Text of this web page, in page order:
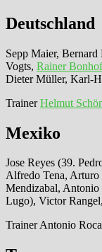
Deutschland
Sepp Maier,
Vogts, Rainer Bonhof
Dieter Müller, Karl-
TrainerHelmut
Mexiko
Jose Reyes (39.
Alfredo Tena, Arturo
Mendizabal, Antonio
Lugo), Victor
Trainer Antonio Roca